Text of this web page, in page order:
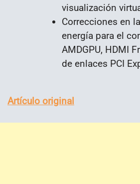
visualización
Correcciones en
energía para el
AMDGPU, HDMI
de enlaces PCI
Artículo original